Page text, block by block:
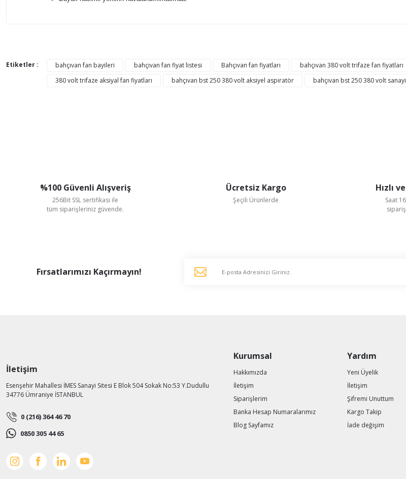
Bu ürüne ilk yorumu siz yapın!
Ürün resmi kalitesiz, bozuk veya görüntülenemiyor.
Etiketler : bahçıvan fan bayileri bahçıvan fan fiyat listesi Bahçıvan fan fiyatları bahçıvan 380 volt trifaze fan fiyatları
380 volt trifaze aksiyal fan fiyatları
bahçıvan bst 250 380 volt aksiyel aspiratör bahçıvan bst 250 380 volt
%100 Güvenli Alışveriş
256Bit SSL sertifikası ile
tüm siparişleriniz güvende.
Ücretsiz Kargo
Şeçili Ürünlerde
Hızlı
Saat
Fırsatlarımızı Kaçırmayın!
İletişim
Esenşehir Mahallesi İMES Sanayi Sitesi E Blok 504 Sokak No:53 Y.Dudullu
34776 Ümraniye İSTANBUL
0 (216) 364 46 70
0850 305 44 65
Kurumsal
Hakkımızda
İletişim
Siparişlerim
Banka Hesap Numaralarımız
Blog Sayfamız
Yardım
Yeni Üyelik
İletişim
Şifremi Unuttum
Kargo Takip
İade değişim